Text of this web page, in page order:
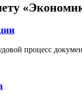
процесс